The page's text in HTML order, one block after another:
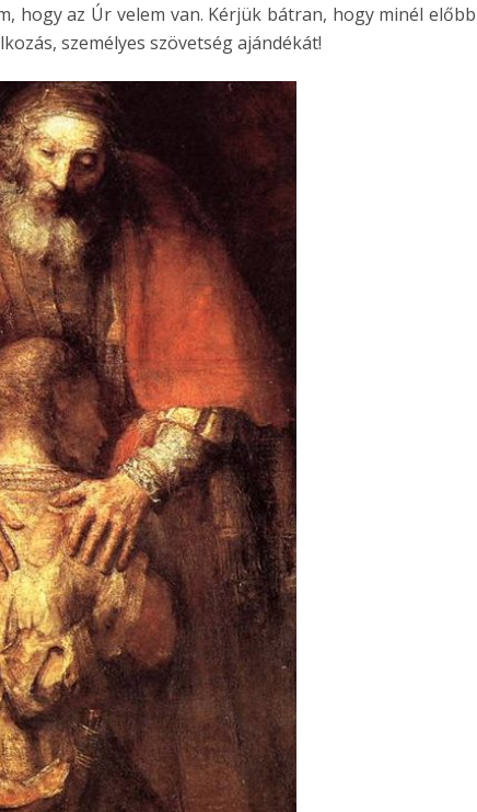
hogy az Úr velem van. Kérjük bátran, hogy minél előbb
személyes szövetség ajándékát!